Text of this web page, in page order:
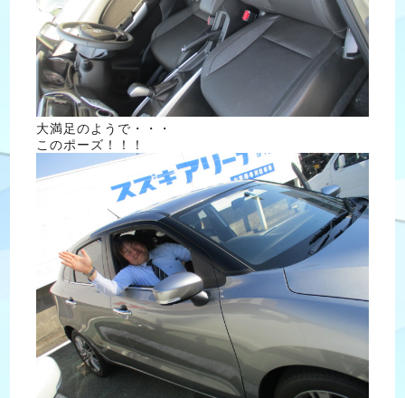
大満足のようで・・・
このポーズ！！！